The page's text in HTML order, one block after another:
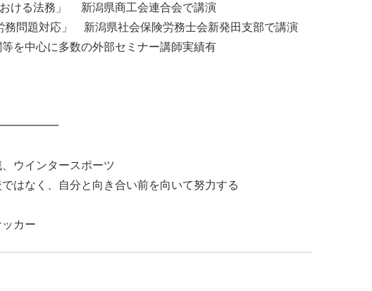
ける法務」 新潟県商工会連合会で講演
務問題対応」 新潟県社会保険労務士会新発田支部で講演
を中心に多数の外部セミナー講師実績有
ウインタースポーツ
はなく、自分と向き合い前を向いて努力する
カー